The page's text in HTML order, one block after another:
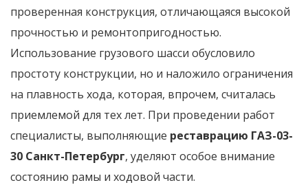
проверенная конструкция, отличающаяся высокой
прочностью и ремонтопригодностью.
Использование грузового шасси обусловило
простоту конструкции, но и наложило ограничения
на плавность хода, которая, впрочем, считалась
приемлемой для тех лет. При проведении работ
специалисты, выполняющие реставрацию ГАЗ-03-
30 Санкт-Петербург, уделяют особое внимание
состоянию рамы и ходовой части.